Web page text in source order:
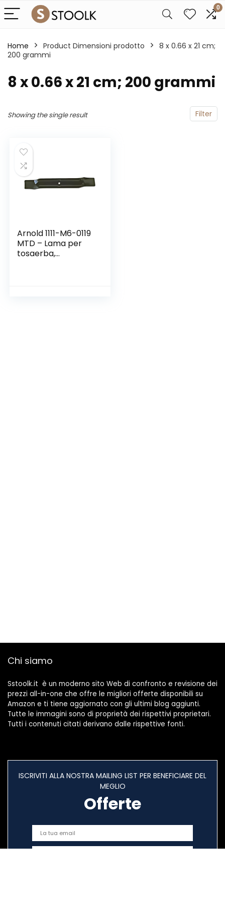
0
Home Product Dimensioni prodotto
‎8 x 0.66 x 21 cm;
200 grammi
‎8 x 0.66 x 21 cm; 200 grammi
Filter
Showing the single result
Arnold 1111-M6-0119
MTD – Lama per
tosaerba,
Chi siamo
Sstoolk.it è un moderno sito Web di confronto e revisione dei
prezzi all-in-one che offre le migliori offerte disponibili su
Amazon e ti tiene aggiornato con gli ultimi blog aggiunti.
Tutte le immagini sono di proprietà dei rispettivi proprietari.
Tutti i contenuti citati derivano dalle rispettive fonti.
ISCRIVITI ALLA NOSTRA MAILING LIST PER BENEFICIARE DEL
MEGLIO
Offerte